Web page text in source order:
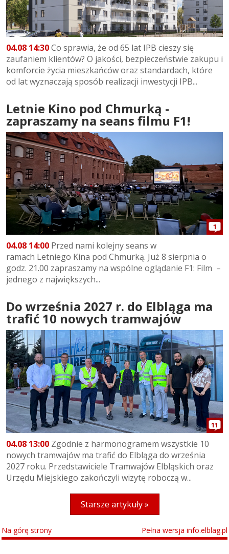
04.08 14:30Co sprawia, że od 65 lat IPB cieszy się
zaufaniem klientów? O jakości, bezpieczeństwie zakupu i
komforcie życia mieszkańców oraz standardach, które
od lat wyznaczają sposób realizacji inwestycji IPB...
Letnie Kino pod Chmurką -
zapraszamy na seans filmu F1!
1
04.08 14:00 Przed nami kolejny seans w
ramach Letniego Kina pod Chmurką. Już 8 sierpnia o
godz. 21.00 zapraszamy na wspólne oglądanie F1: Film –
jednego z największych...
Do września 2027 r. do Elbląga ma
trafić 10 nowych tramwajów
11
04.08 13:00 Zgodnie z harmonogramem wszystkie 10
nowych tramwajów ma trafić do Elbląga do września
2027 roku. Przedstawiciele Tramwajów Elbląskich oraz
Urzędu Miejskiego zakończyli wizytę roboczą w...
Starsze artykuły »
Na górę strony Pełna wersja info.elblag.pl